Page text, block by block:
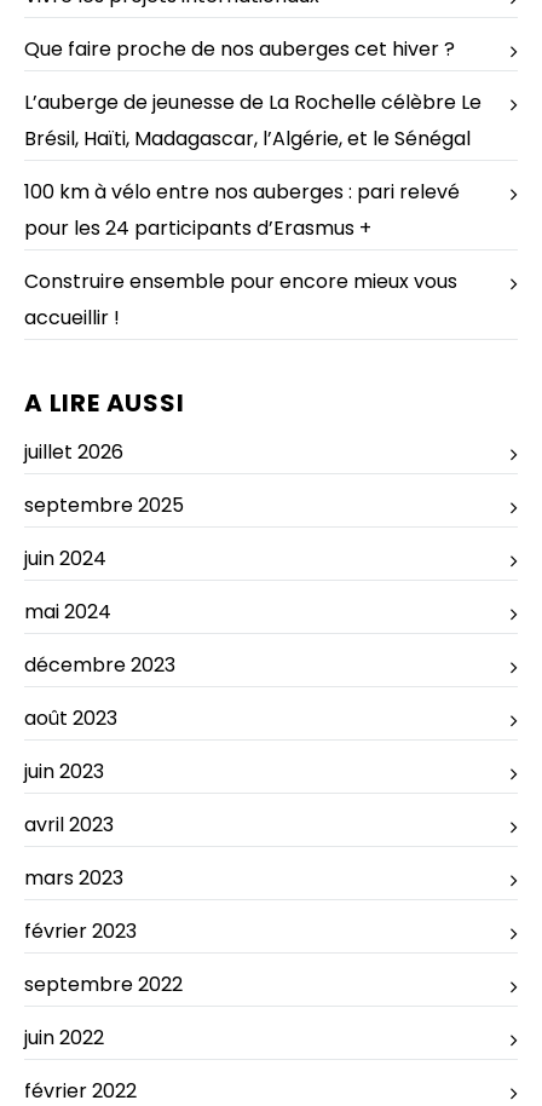
Que faire proche de nos auberges cet hiver ?
L’auberge de jeunesse de La Rochelle célèbre Le
Brésil, Haïti, Madagascar, l’Algérie, et le Sénégal
100 km à vélo entre nos auberges : pari relevé
pour les 24 participants d’Erasmus +
Construire ensemble pour encore mieux vous
accueillir !
A LIRE AUSSI
juillet 2026
septembre 2025
juin 2024
mai 2024
décembre 2023
août 2023
juin 2023
avril 2023
mars 2023
février 2023
septembre 2022
juin 2022
février 2022